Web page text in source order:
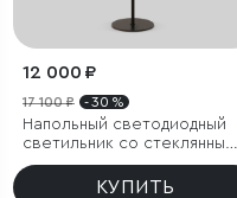
12 000 ₽
17 100 ₽ - 30 %
Напольный светодиодный
светильник со стеклянным
плафоном
КУПИТЬ